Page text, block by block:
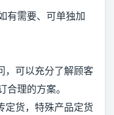
有需要、可单独加
可以充分了解顾客
合理的方案。
货，特殊产品定货